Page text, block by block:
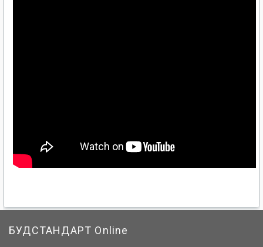
БУДСТАНДАРТ Online